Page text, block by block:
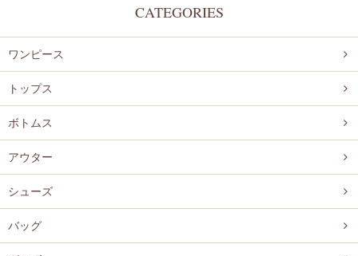
CATEGORIES
ワンピース
トップス
ボトムス
アウター
シューズ
バッグ